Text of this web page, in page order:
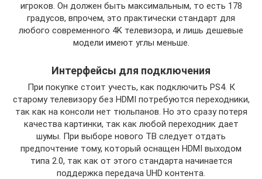
игроков. Он должен быть максимальным, то есть 178
градусов, впрочем, это практически стандарт для
любого современного 4K телевизора, и лишь дешевые
модели имеют углы меньше.
Интерфейсы для подключения
При покупке стоит учесть, как подключить PS4. К
старому телевизору без HDMI потребуются переходники,
так как на консоли нет тюльпанов. Но это сразу потеря
качества картинки, так как любой переходник дает
шумы. При выборе нового ТВ следует отдать
предпочтение тому, который оснащен HDMI выходом
типа 2.0, так как от этого стандарта начинается
поддержка передача UHD контента.